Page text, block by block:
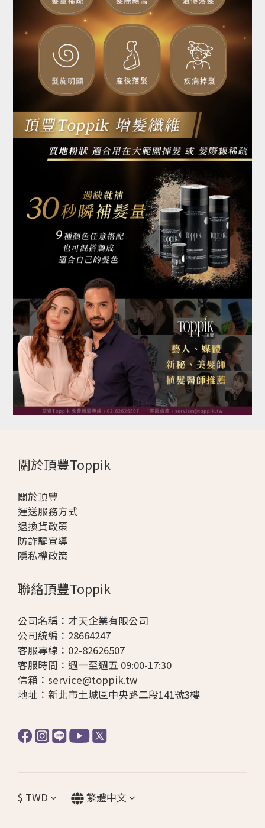
關於頂豐Toppik
關於頂豐
運送服務方式
退換貨政策
防詐騙宣導
隱私權政策
聯絡頂豐Toppik
公司名稱：才天企業有限公司
公司統編：28664247
客服專線：02-82626507
客服時間：週一至週五 09:00-17:30
信箱： service@toppik.tw
地址： 新北市土城區中央路二段141號3樓
$ TWD 繁體中文